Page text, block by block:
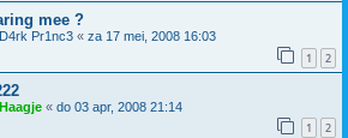
mee ?
D4rk Pr1nc3 « za 17 mei, 2008 16:03
1 2
Haagje « do 03 apr, 2008 21:14
1 2